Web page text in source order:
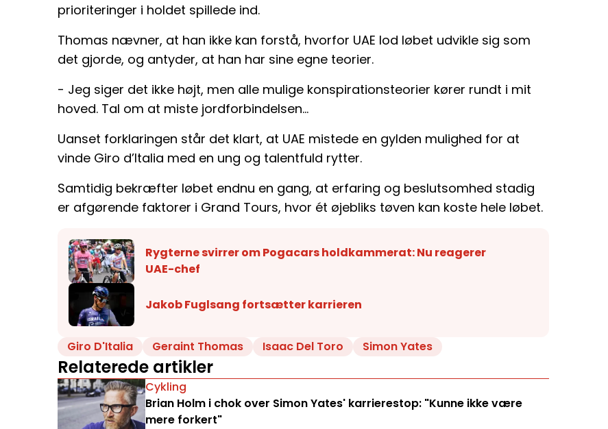
prioriteringer i holdet spillede ind.
Thomas nævner, at han ikke kan forstå, hvorfor UAE lod løbet udvikle sig som
det gjorde, og antyder, at han har sine egne teorier.
- Jeg siger det ikke højt, men alle mulige konspirationsteorier kører rundt i mit
hoved. Tal om at miste jordforbindelsen...
Uanset forklaringen står det klart, at UAE mistede en gylden mulighed for at
vinde Giro d’Italia med en ung og talentfuld rytter.
Samtidig bekræfter løbet endnu en gang, at erfaring og beslutsomhed stadig
er afgørende faktorer i Grand Tours, hvor ét øjebliks tøven kan koste hele løbet.
Rygterne svirrer om Pogacars holdkammerat: Nu reagerer
UAE-chef
Jakob Fuglsang fortsætter karrieren
Giro D'Italia Geraint Thomas Isaac Del Toro Simon Yates
Relaterede artikler
Cykling
Brian Holm i chok over Simon Yates' karrierestop: "Kunne ikke være
mere forkert"